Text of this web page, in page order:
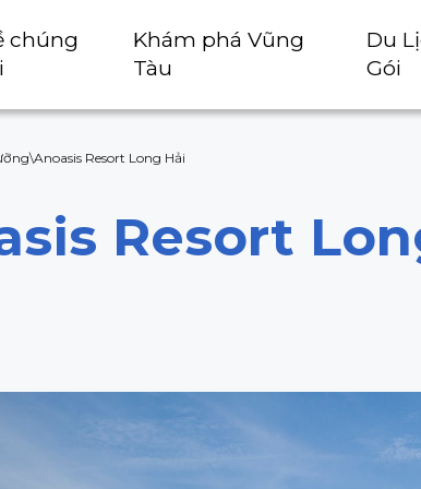
chúng
Khám phá Vũng
Tàu
Du
Gói
\Anoasis Resort Long Hải
Resort